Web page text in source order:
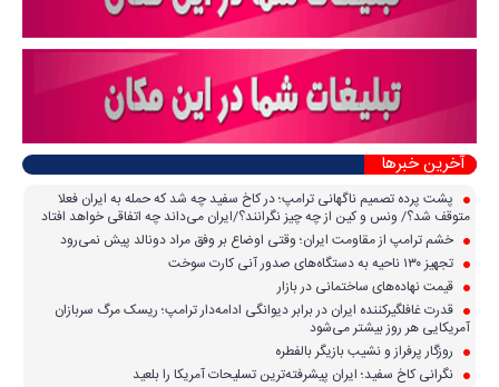
آخرین خبرها
پشت پرده تصمیم ناگهانی ترامپ؛ در کاخ سفید چه شد که حمله به ایران فعلا
متوقف شد؟/ ونس و کین از چه چیز نگرانند؟/ایران می‌داند چه اتفاقی خواهد افتاد
خشم ترامپ از مقاومت ایران؛ وقتی اوضاع بر وفق مراد دونالد پیش نمی‌رود
تجهیز ۱۳۰ ناحیه به دستگاه‌های صدور آنی کارت سوخت
قیمت نهاده‌های ساختمانی در بازار
قدرت غافلگیرکننده ایران در برابر دیوانگی ادامه‌دار ترامپ؛ ریسک مرگ سربازان
آمریکایی هر روز بیشتر می‌شود
روزگار پرفراز و نشیب بازیگر بالفطره
نگرانی کاخ سفید؛ ایران پیشرفته‌ترین تسلیحات آمریکا را بلعید